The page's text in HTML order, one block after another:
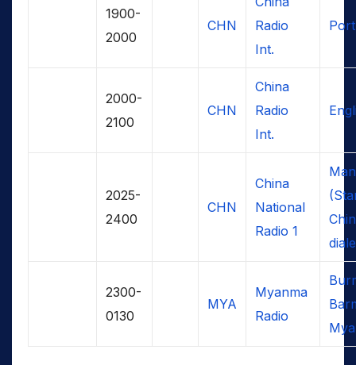
1900-
2000
CHN
Radio
Int.
2000-
2100
CHN
China
Radio
Int.
2025-
2400
CHN
China
National
Radio 1
2300-
0130
MYA
Myanma
Radio